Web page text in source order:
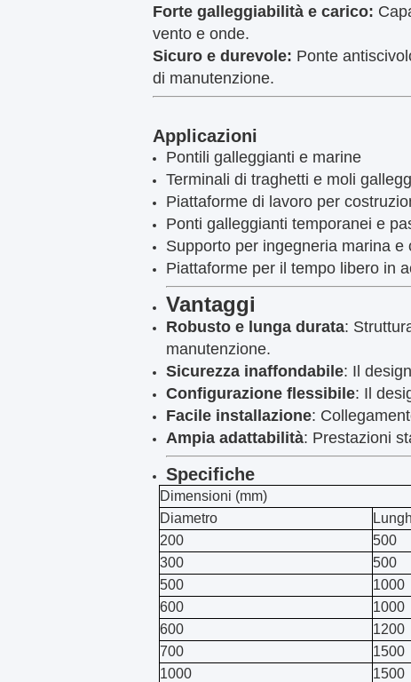
Forte galleggiabilità e carico:
vento e onde.
Sicuro e durevole: Ponte
di manutenzione.
Applicazioni
Pontili galleggianti e marine
Terminali di traghetti e moli
Piattaforme di lavoro per
Ponti galleggianti temporanei e
Supporto per ingegneria marina e
Piattaforme per il tempo libero in
Vantaggi
Robusto e lunga durata:
manutenzione.
Sicurezza inaffondabile: Il
Configurazione flessibile: Il
Facile installazione:
Ampia adattabilità: Prestazioni
Specifiche
Dimensioni (mm)
Diametro
200
500
300
500
500
1000
600
1000
600
1200
700
1500
1000
1500